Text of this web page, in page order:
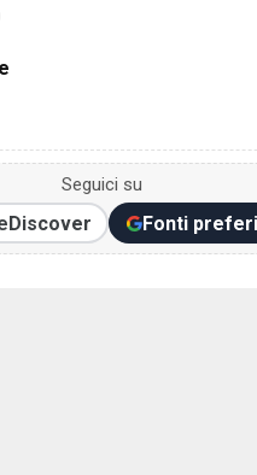
Seguici su
Discover Fonti